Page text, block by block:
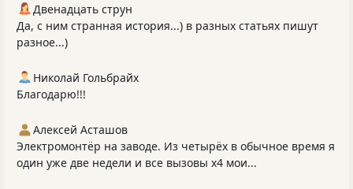
Двенадцать струн
Да, с ним странная история...) в разных статьях пишут
разное...)
Николай Гольбрайх
Благодарю!!!
Алексей Асташов
Электромонтёр на заводе. Из четырёх в обычное время я
один уже две недели и все вызовы х4 мои...